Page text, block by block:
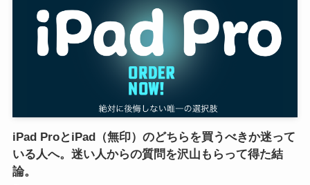
iPad ProとiPad（無印）のどちらを買うべきか迷って
いる人へ。迷い人からの質問を沢山もらって得た結
論。